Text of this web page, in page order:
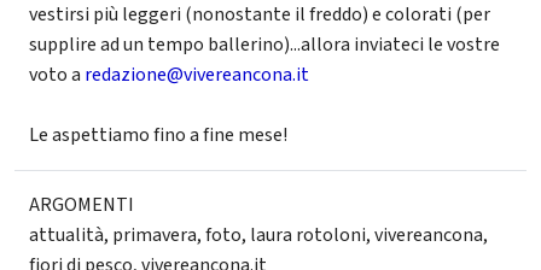
vestirsi più leggeri (nonostante il freddo) e colorati (per
supplire ad un tempo ballerino)...allora inviateci le vostre
voto a redazione@vivereancona.it
Le aspettiamo fino a fine mese!
ARGOMENTI
attualità, primavera,foto, laura rotoloni,vivereancona,
fiori di pesco,vivereancona.it